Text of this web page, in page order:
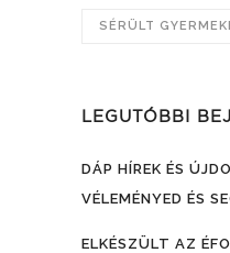
SÉRÜLT
LEGUTÓBBI
DÁP HÍREK ÉS
VÉLEMÉNYED ÉS
ELKÉSZÜLT AZ